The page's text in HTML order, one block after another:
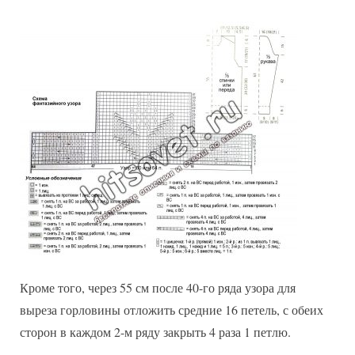
Кроме того, через 55 см после 40-го ряда узора для
выреза горловины отложить средние 16 петель, с обеих
сторон в каждом 2-м ряду закрыть 4 раза 1 петлю.